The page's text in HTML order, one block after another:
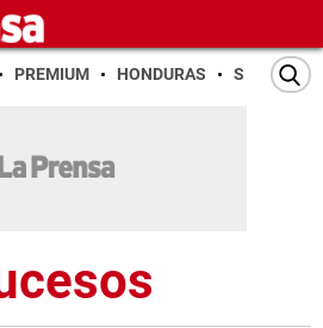
PREMIUM HONDURAS SAN PEDRO